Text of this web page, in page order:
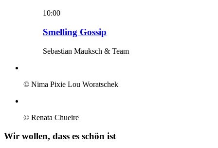
10:00
Smelling Gossip
Sebastian Mauksch & Team
© Nima Pixie Lou Woratschek
© Renata Chueire
Wir wollen, dass es schön ist